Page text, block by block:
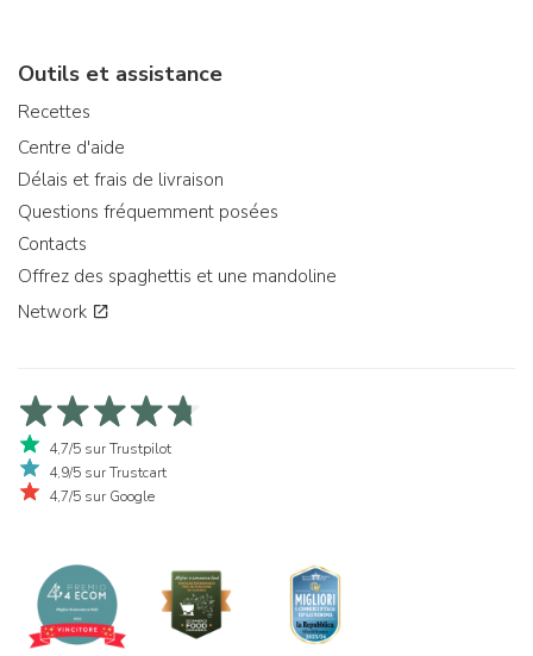
Outils et assistance
Recettes
Centre d'aide
Délais et frais de livraison
Questions fréquemment posées
Contacts
Offrez des spaghettis et une mandoline
Network
4,7/5 sur Trustpilot
4,9/5 sur Trustcart
4,7/5 sur Google